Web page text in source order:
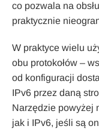
co pozwala na
praktycznie
W praktyce wielu
obu protokołów –
od konfiguracji
IPv6 przez daną
Narzędzie powyżej
jak i IPv6, jeśli są